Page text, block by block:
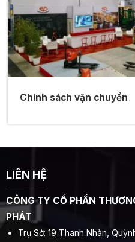
Chính sách vận chuyển
LIÊN HỆ
CÔNG TY CỔ PHẦN
PHÁT
Trụ Sở: 19 Thanh Nhàn,